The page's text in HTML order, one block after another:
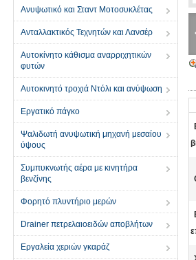
Ανυψωτικό και Σταντ Μοτοσυκλέτας
Ανταλλακτικός Τεχνητών και Λανσέρ
Αυτοκίνητο κάθισμα αναρριχητικών
φυτών
Αυτοκινητό τροχιά Ντόλι και ανύψωση
Εργατικό πάγκο
Ψαλιδωτή ανυψωτική μηχανή μεσαίου
ύψους
Συμπυκνωτής αέρα με κινητήρα
βενζίνης
Φορητό πλυντήριο μερών
Drainer πετρελαιοειδών αποβλήτων
Εργαλεία χεριών γκαράζ